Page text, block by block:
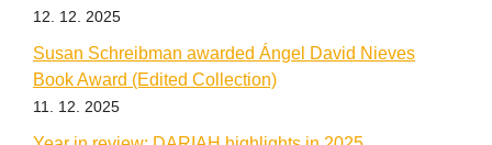
12. 12. 2025
Susan Schreibman awarded Ángel David Nieves
Book Award (Edited Collection)
11. 12. 2025